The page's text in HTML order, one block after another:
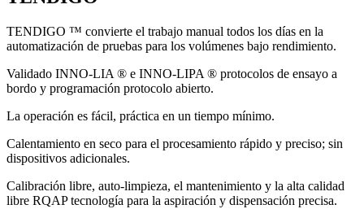
TENDIGO ™ convierte el trabajo manual todos los días en la
automatización de pruebas para los volúmenes bajo rendimiento.
Validado INNO-LIA ® e INNO-LIPA ® protocolos de ensayo a
bordo y programación protocolo abierto.
La operación es fácil, práctica en un tiempo mínimo.
Calentamiento en seco para el procesamiento rápido y preciso; sin
dispositivos adicionales.
Calibración libre, auto-limpieza, el mantenimiento y la alta calidad
libre RQAP tecnología para la aspiración y dispensación precisa.